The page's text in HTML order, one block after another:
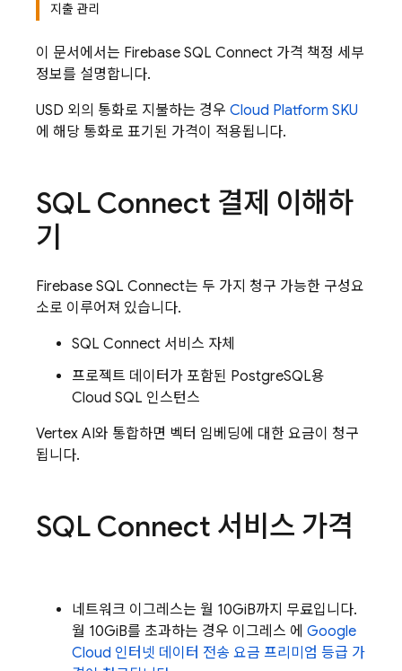
지출 관리
이 문서에서는 Firebase SQL Connect 가격 책정 세부
정보를 설명합니다.
USD 외의 통화로 지불하는 경우 Cloud Platform SKU
에 해당 통화로 표기된 가격이 적용됩니다.
SQL Connect 결제 이해하
기
Firebase SQL Connect는 두 가지 청구 가능한 구성요
소로 이루어져 있습니다.
SQL Connect 서비스 자체
프로젝트 데이터가 포함된 PostgreSQL용
Cloud SQL 인스턴스
Vertex AI와 통합하면 벡터 임베딩에 대한 요금이 청구
됩니다.
SQL Connect 서비스 가격
네트워크 이그레스는 월 10GiB까지 무료입니다.
월 10GiB를 초과하는 경우 이그레스 에 Google
Cloud 인터넷 데이터 전송 요금 프리미엄 등급 가